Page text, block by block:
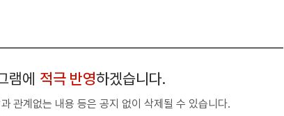
램에 적극 반영하겠습니다.
관계없는 내용 등은 공지 없이 삭제될 수 있습니다.